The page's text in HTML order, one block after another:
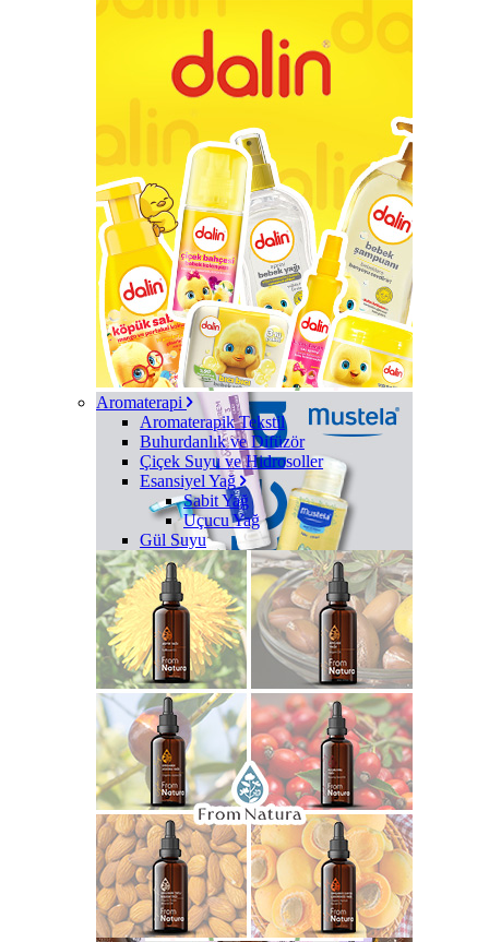
Aromaterapi
Aromaterapik Tekstil
Buhurdanlık ve Difüzör
Çiçek Suyu ve Hidrosoller
Esansiyel Yağ
Sabit Yağ
Uçucu Yağ
Gül Suyu